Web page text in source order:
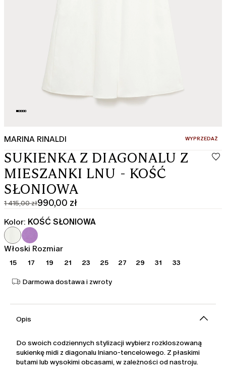
MARINA RINALDI :WYPRZEDAŻ
SUKIENKA Z DIAGONALU Z
MIESZANKI LNU - KOŚĆ
SŁONIOWA
1 415,00 zł
Cena
pierwotna
1 415,00
zł
990,00 zł
Aktualna
cena
990,00
zł
Kolor: KOŚĆ SŁONIOWA
Włoski Rozmiar
15 17 19 21 23 25 27 29 31 33
Darmowa dostawa i zwroty
Opis
Do swoich codziennych stylizacji wybierz rozkloszowaną
sukienkę midi z diagonalu lniano-tencelowego. Z płaskimi
butami lub wysokimi obcasami, w zależności od nastroju.